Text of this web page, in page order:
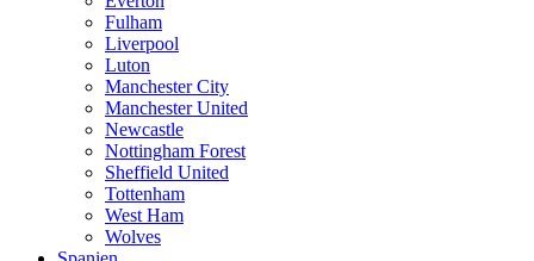
Fulham
Liverpool
Luton
Manchester City
Manchester United
Newcastle
Nottingham Forest
Sheffield United
Tottenham
West Ham
Wolves